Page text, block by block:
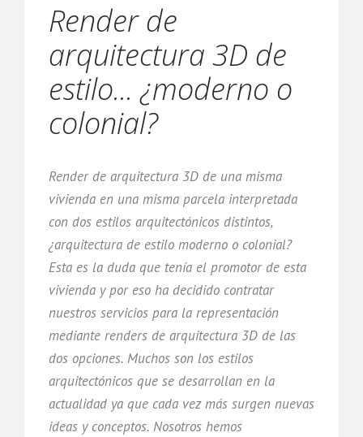
Render de
arquitectura 3D de
estilo... ¿moderno o
colonial?
Render de arquitectura 3D de una misma
vivienda en una misma parcela interpretada
con dos estilos arquitectónicos distintos,
¿arquitectura de estilo moderno o colonial?
Esta es la duda que tenía el promotor de esta
vivienda y por eso ha decidido contratar
nuestros servicios para la representación
mediante renders de arquitectura 3D de las
dos opciones. Muchos son los estilos
arquitectónicos que se desarrollan en la
actualidad ya que cada vez más surgen nuevas
ideas y conceptos. Nosotros hemos